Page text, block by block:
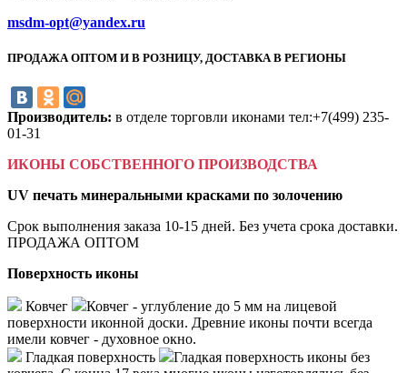
msdm-opt@yandex.ru
ПРОДАЖА ОПТОМ И В РОЗНИЦУ, ДОСТАВКА В РЕГИОНЫ
Производитель: в отделе торговли иконами тел:+7(499) 235-
01-31
ИКОНЫ СОБСТВЕННОГО ПРОИЗВОДСТВА
UV печать минеральными красками по золочению
Срок выполнения заказа 10-15 дней. Без учета срока доставки.
ПРОДАЖА ОПТОМ
Поверхность иконы
Ковчег
Ковчег - углубление до 5 мм на лицевой
поверхности иконной доски. Древние иконы почти всегда
имели ковчег - духовное окно.
Гладкая поверхность
Гладкая поверхность иконы без